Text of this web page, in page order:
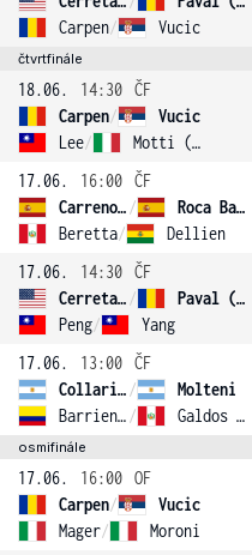
Carpen/ Vucic
čtvrtfinále
18.06. 14:30 ČF
Carpen/
Vucic
Lee/ Motti (2)
17.06.
16:00 ČF
Carreno-Busta /
Roca Batalla
Beretta/ Dellien
17.06.
14:30 ČF
Cerretani /
Paval (3)
Peng/ Yang
17.06.
13:00 ČF
Collarini /
Molteni
Barrientos / Galdos (1)
osmifinále
17.06. 16:00 OF
Carpen/
Vucic
Mager/ Moroni